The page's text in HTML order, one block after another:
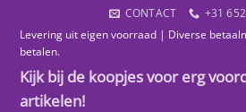
naar
inhoud
CONTACT
+31
Levering uit eigen voorraad | Diverse
betalen.
Kijk bij de koopjes voor erg
artikelen!